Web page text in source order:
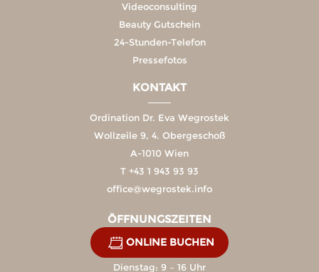
ONLINE BUCHEN
Videoconsulting
Beauty Gutschein
24-Stunden-Telefon
Pressefotos
KONTAKT
Ordination Dr. Eva Wegrostek
Wollzeile 9, 4. Obergeschoß
A-1010 Wien
T +43 1 943 93 93
office@wegrostek.info
ÖFFNUNGSZEITEN
Montag: 9 – 18 Uhr
Dienstag: 9 – 16 Uhr